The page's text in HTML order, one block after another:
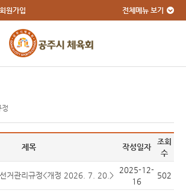
회원가입 전체메뉴 보기
정
제목 작성일자
조회
수
거관리규정<개정 2026. 7. 20.>
2025-12-
16
502